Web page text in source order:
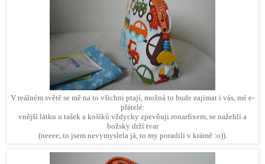
V reálném světě se mě na to všichni ptají, možná to bude zajímat i vás, mé e-
přátelé:
vnější látku u tašek a košíků vždycky zpevňuji ronarfixem, se nažehlí a
božsky drží tvar
(neeee, to jsem nevymyslela já, to my poradili v krámě :o)).